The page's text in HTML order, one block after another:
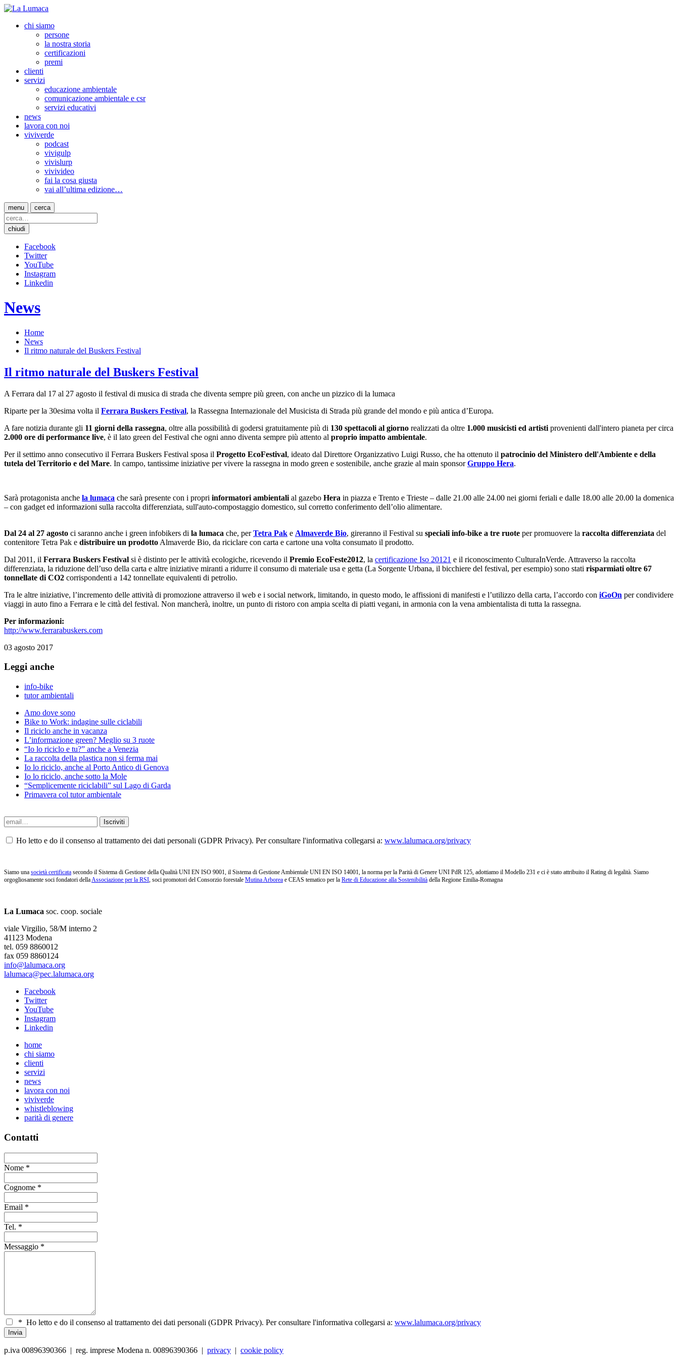
chi siamo
persone
la nostra storia
certificazioni
premi
clienti
servizi
educazione ambientale
comunicazione ambientale e csr
servizi educativi
news
lavora con noi
viviverde
podcast
vivigulp
vivislurp
vivivideo
fai la cosa giusta
vai all’ultima edizione…
menu cerca
chiudi
Facebook
Twitter
YouTube
Instagram
Linkedin
News
Home
News
Il ritmo naturale del Buskers Festival
Il ritmo naturale del Buskers Festival
A Ferrara dal 17 al 27 agosto il festival di musica di strada che diventa sempre più green, con anche un pizzico di la lumaca
Riparte per la 30esima volta il Ferrara Buskers Festival, la Rassegna Internazionale del Musicista di Strada più grande del mondo e più antica d’Europa.
A fare notizia durante gli 11 giorni della rassegna, oltre alla possibilità di godersi gratuitamente più di 130 spettacoli al giorno realizzati da oltre 1.000 musicisti ed artisti provenienti dall'intero pianeta per circa
2.000 ore di performance live, è il lato green del Festival che ogni anno diventa sempre più attento al proprio impatto ambientale.
Per il settimo anno consecutivo il Ferrara Buskers Festival sposa il Progetto EcoFestival, ideato dal Direttore Organizzativo Luigi Russo, che ha ottenuto il patrocinio del Ministero dell'Ambiente e della
tutela del Territorio e del Mare. In campo, tantissime iniziative per vivere la rassegna in modo green e sostenibile, anche grazie al main sponsorGruppo Hera.
Sarà protagonista anche la lumaca che sarà presente con i propri informatori ambientali al gazebo Hera in piazza e Trento e Trieste – dalle 21.00 alle 24.00 nei giorni feriali e dalle 18.00 alle 20.00 la domenica
– con gadget ed informazioni sulla raccolta differenziata, sull'auto-compostaggio domestico, sul corretto conferimento dell’olio alimentare.
Dal 24 al 27 agosto ci saranno anche i green infobikers di la lumaca che, perTetra Pak e Almaverde Bio, gireranno il Festival su speciali info-bike a tre ruote per promuovere la raccolta differenziata del
contenitore Tetra Pak e distribuire un prodotto Almaverde Bio, da riciclare con carta e cartone una volta consumato il prodotto.
Dal 2011, il Ferrara Buskers Festival si è distinto per le attività ecologiche, ricevendo il Premio EcoFeste2012, la certificazione Iso 20121 e il riconoscimento CulturaInVerde. Attraverso la raccolta
differenziata, la riduzione dell’uso della carta e altre iniziative miranti a ridurre il consumo di materiale usa e getta (La Sorgente Urbana, il bicchiere del festival, per esempio) sono stati risparmiati oltre 67
tonnellate di CO2 corrispondenti a 142 tonnellate equivalenti di petrolio.
Tra le altre iniziative, l’incremento delle attività di promozione attraverso il web e i social network, limitando, in questo modo, le affissioni di manifesti e l’utilizzo della carta, l’accordo con iGoOn per condividere
viaggi in auto fino a Ferrara e le città del festival. Non mancherà, inoltre, un punto di ristoro con ampia scelta di piatti vegani, in armonia con la vena ambientalista di tutta la rassegna.
Per informazioni:
http://www.ferrarabuskers.com
03 agosto 2017
Leggi anche
info-bike
tutor ambientali
Amo dove sono
Bike to Work: indagine sulle ciclabili
Il riciclo anche in vacanza
L’informazione green? Meglio su 3 ruote
“Io lo riciclo e tu?” anche a Venezia
La raccolta della plastica non si ferma mai
Io lo riciclo, anche al Porto Antico di Genova
Io lo riciclo, anche sotto la Mole
“Semplicemente riciclabili” sul Lago di Garda
Primavera col tutor ambientale
Ho letto e do il consenso al trattamento dei dati personali (GDPR Privacy). Per consultare l'informativa collegarsi a: www.lalumaca.org/privacy
Siamo una società certificata secondo il Sistema di Gestione della Qualità UNI EN ISO 9001, il Sistema di Gestione Ambientale UNI EN ISO 14001, la norma per la Parità di Genere UNI PdR 125, adottiamo il Modello 231 e ci è stato attribuito il Rating di legalità. Siamo
orgogliosamente soci fondatori dellaAssociazione per la RSI, soci promotori del Consorzio forestale Mutina Arborea e CEAS tematico per la Rete di Educazione alla Sostenibilità della Regione Emilia-Romagna
La Lumaca soc. coop. sociale
viale Virgilio, 58/M interno 2
41123 Modena
tel. 059 8860012
fax 059 8860124
info@lalumaca.org
lalumaca@pec.lalumaca.org
Facebook
Twitter
YouTube
Instagram
Linkedin
home
chi siamo
clienti
servizi
news
lavora con noi
viviverde
whistleblowing
parità di genere
Contatti
Nome *
Cognome *
Email *
Tel. *
Messaggio *
* Ho letto e do il consenso al trattamento dei dati personali (GDPR Privacy). Per consultare l'informativa collegarsi a: www.lalumaca.org/privacy
p.iva 00896390366 | reg. imprese Modena n. 00896390366 | privacy | cookie policy